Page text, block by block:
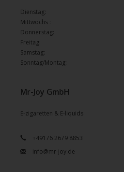
Mr-Joy GmbH
E-zigaretten & E-liquids
+49176 2679 8853
info@mr-joy.de
Dienstag:
Mittwochs :
Donnerstag:
Freitag:
Samstag:
Sonntag/Montag: